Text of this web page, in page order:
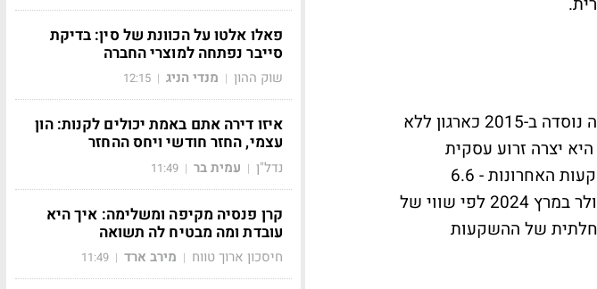
ההיסטוריה של OpenAI מספקת הקשר חשוב להבנת המהלך הנוכחי. החברה נוסדה ב-2015 כארגון ללא
כוונת רווח, מתוך חזון של פיתוח בינה מלאכותית לטובת האנושות. ב-2019 היא יצרה זרוע עסקית
שאפשרה השקעות חיצוניות, תוך הדגשת העדפת המשימה החברתית. ההשקעות האחרונות - 6.6
מיליארד דולר באוקטובר 2023 לפי שווי של 157 מיליארד ו-40 מיליארד דולר במרץ 2024 לפי שווי של
של ההשקעות
פאלו אלטו על הכוונת של סין: בדיקת
סייבר נפתחה למוצרי החברה
שוק ההון | מנדי הניג |
12:15
איזו דירה אתם באמת יכולים לקנות: הון
עצמי, החזר חודשי ויחס ההחזר
נדל"ן | עמית בר |
11:49
קרן פנסיה מקיפה ומשלימה: איך היא
עובדת ומה מבטיח לה תשואה
חיסכון ארוך טווח | מירב ארד |
11:49